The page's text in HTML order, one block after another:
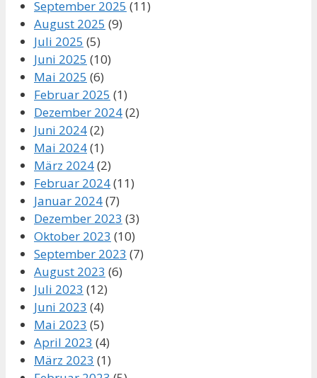
September 2025 (11)
August 2025 (9)
Juli 2025 (5)
Juni 2025 (10)
Mai 2025 (6)
Februar 2025 (1)
Dezember 2024(2)
Juni 2024(2)
Mai 2024(1)
März 2024(2)
Februar 2024(11)
Januar 2024(7)
Dezember 2023 (3)
Oktober 2023 (10)
September 2023 (7)
August 2023 (6)
Juli 2023 (12)
Juni 2023 (4)
Mai 2023 (5)
April 2023 (4)
März 2023 (1)